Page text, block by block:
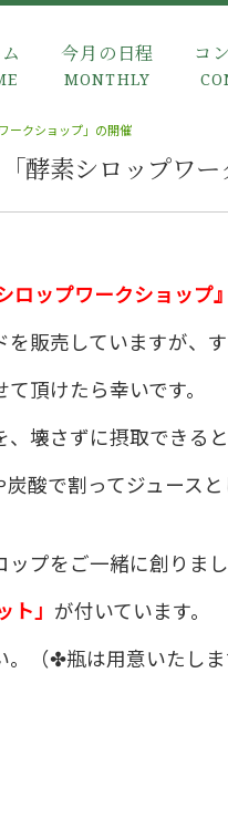
今月の日程
MONTHLY
コ
ークショップ」の開催
「酵素シロップワ
ロップワークショップ』
販売していますが、
頂けたら幸いです。
壊さずに摂取できると
酸で割ってジュース
ップをご一緒に創りま
ト」 が付いています。
（✤瓶は用意いたしま